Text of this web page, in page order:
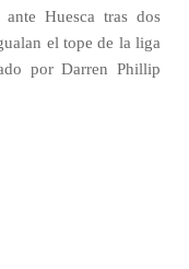
Huesca tras dos
el tope de la liga
por Darren Phillip